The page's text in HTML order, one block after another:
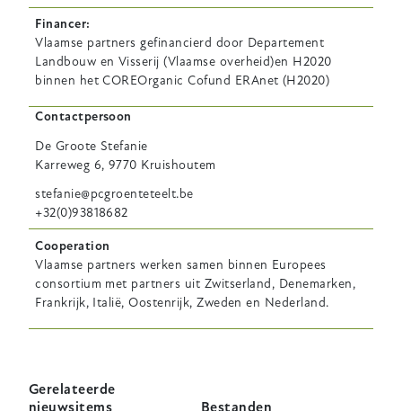
Financer
Vlaamse partners gefinancierd door Departement
Landbouw en Visserij (Vlaamse overheid)en H2020
binnen het COREOrganic Cofund ERAnet (H2020)
Contactpersoon
De Groote Stefanie
Karreweg 6, 9770 Kruishoutem
stefanie@pcgroenteteelt.be
+32(0)93818682
Cooperation
Vlaamse partners werken samen binnen Europees
consortium met partners uit Zwitserland, Denemarken,
Frankrijk, Italië, Oostenrijk, Zweden en Nederland.
Gerelateerde